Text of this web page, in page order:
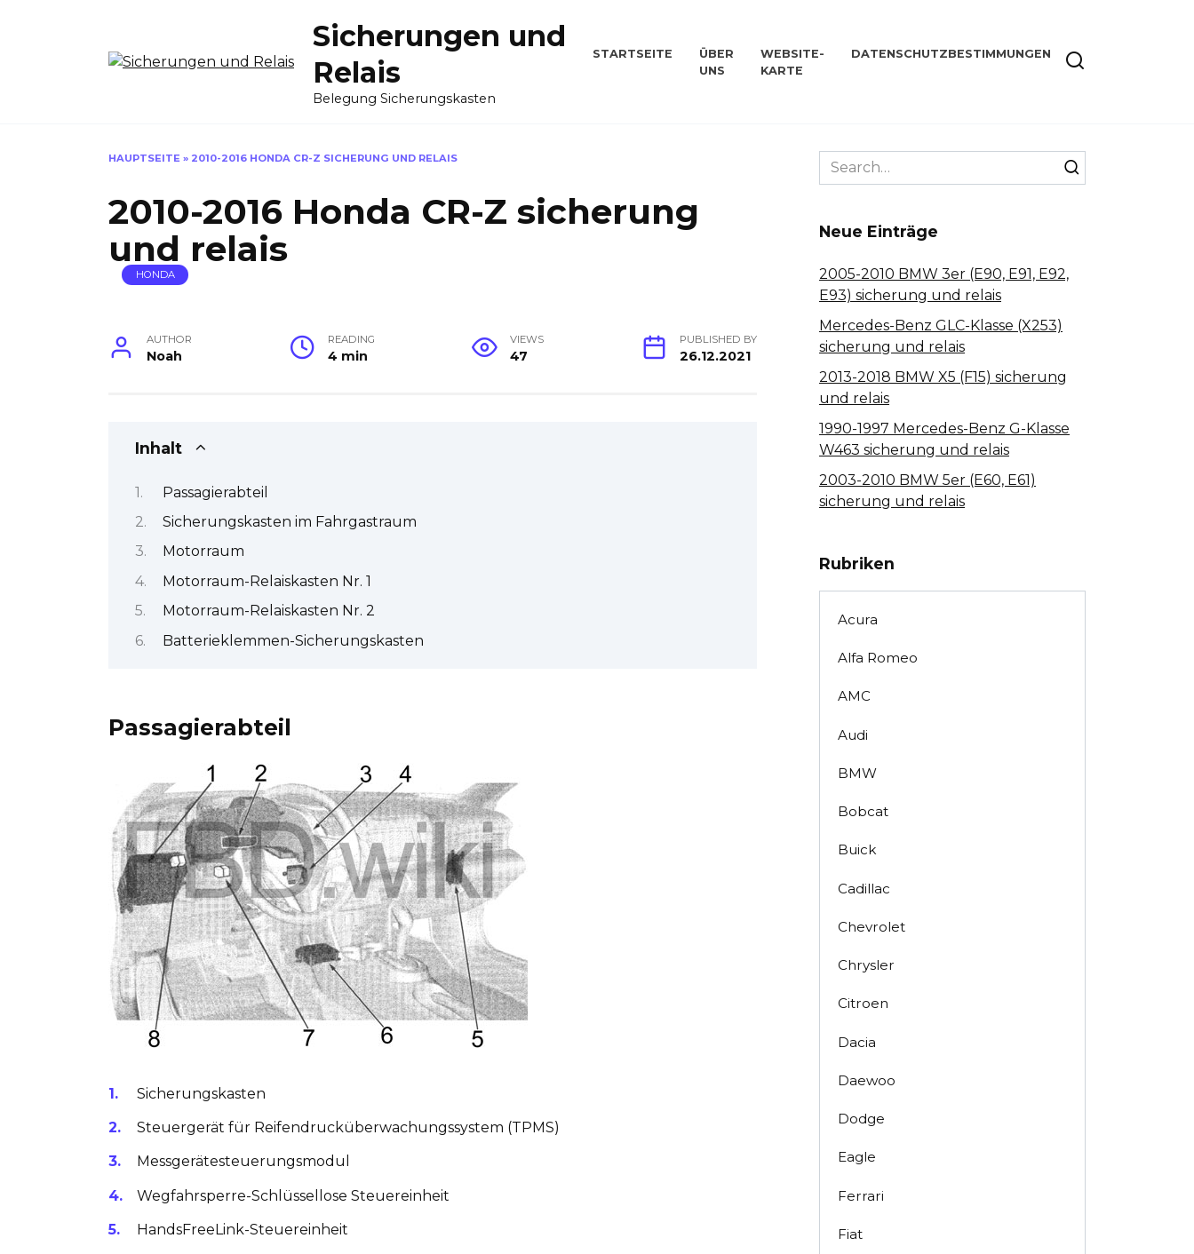
Sicherungen und
Relais
Belegung Sicherungskasten
STARTSEITE
ÜBER
UNS
WEBSITE-
KARTE
DATENSCHUTZBESTIMMUNGEN
HAUPTSEITE » 2010-2016 HONDA CR-Z SICHERUNG UND RELAIS
2010-2016 Honda CR-Z sicherung
und relais
HONDA
AUTHOR
Noah
READING
4 min
VIEWS
47
PUBLISHED BY
26.12.2021
Inhalt
Passagierabteil
Sicherungskasten im Fahrgastraum
Motorraum
Motorraum-Relaiskasten Nr. 1
Motorraum-Relaiskasten Nr. 2
Batterieklemmen-Sicherungskasten
Passagierabteil
Sicherungskasten
Steuergerät für Reifendrucküberwachungssystem (TPMS)
Messgerätesteuerungsmodul
Wegfahrsperre-Schlüssellose Steuereinheit
HandsFreeLink-Steuereinheit
Search
for:
Neue Einträge
2005-2010 BMW 3er (E90, E91, E92,
E93) sicherung und relais
Mercedes-Benz GLC-Klasse (X253)
sicherung und relais
2013-2018 BMW X5 (F15) sicherung
und relais
1990-1997 Mercedes-Benz G-Klasse
W463 sicherung und relais
2003-2010 BMW 5er (E60, E61)
sicherung und relais
Rubriken
Acura
Alfa Romeo
AMC
Audi
BMW
Bobcat
Buick
Cadillac
Chevrolet
Chrysler
Citroen
Dacia
Daewoo
Dodge
Eagle
Ferrari
Fiat